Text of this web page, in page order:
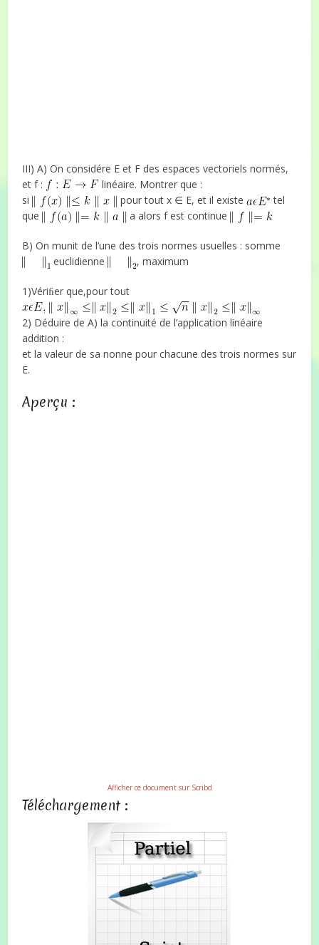
III) A) On considére E et F des espaces vectoriels normés,
et f :
linéaire. Montrer que :
si
pour tout x ∈ E, et il existe
tel
que
a alors f est continue
B) On munit de l’une des trois normes usuelles : somme
euclidienne
, maximum
1)Vériﬁer que,pour tout
2) Déduire de A) la continuité de l’application linéaire
addition :
et la valeur de sa nonne pour chacune des trois normes sur
E.
Aperçu :
Afficher ce document sur Scribd
Téléchargement :